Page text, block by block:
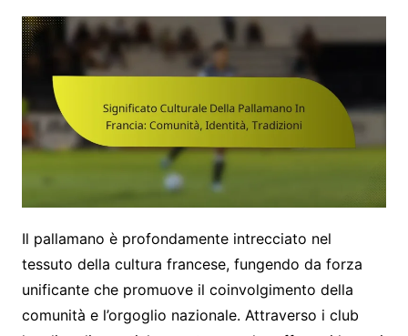
Il pallamano è profondamente intrecciato nel
tessuto della cultura francese, fungendo da forza
unificante che promuove il coinvolgimento della
comunità e l’orgoglio nazionale. Attraverso i club